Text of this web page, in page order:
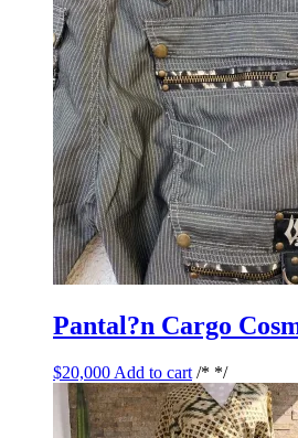
Pantal?n Cargo
$20,000 Add to cart /* */